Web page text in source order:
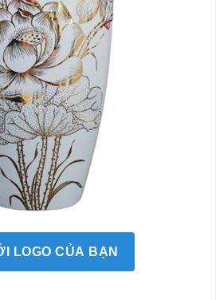
LOGO CỦA BẠN